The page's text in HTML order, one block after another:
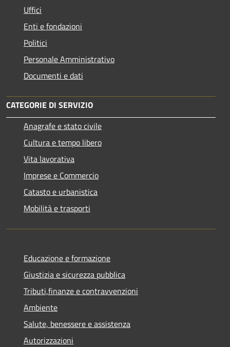
Uffici
Enti e fondazioni
Politici
Personale Amministrativo
Documenti e dati
CATEGORIE DI SERVIZIO
Anagrafe e stato civile
Cultura e tempo libero
Vita lavorativa
Imprese e Commercio
Catasto e urbanistica
Mobilità e trasporti
Educazione e formazione
Giustizia e sicurezza pubblica
Tributi,finanze e contravvenzioni
Ambiente
Salute, benessere e assistenza
Autorizzazioni